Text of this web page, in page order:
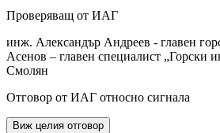
Проверяващ от ИАГ
инж. Александър Андреев - главен
Асенов – главен специалист „Горски
Смолян
Отговор от ИАГ относно сигнала
Виж целия отговор